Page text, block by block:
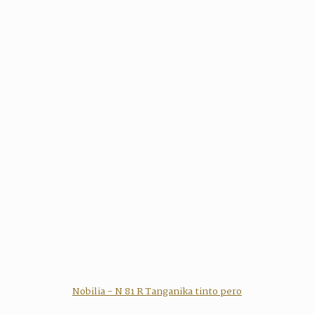
Nobilia - N 81 R Tanganika tinto pero